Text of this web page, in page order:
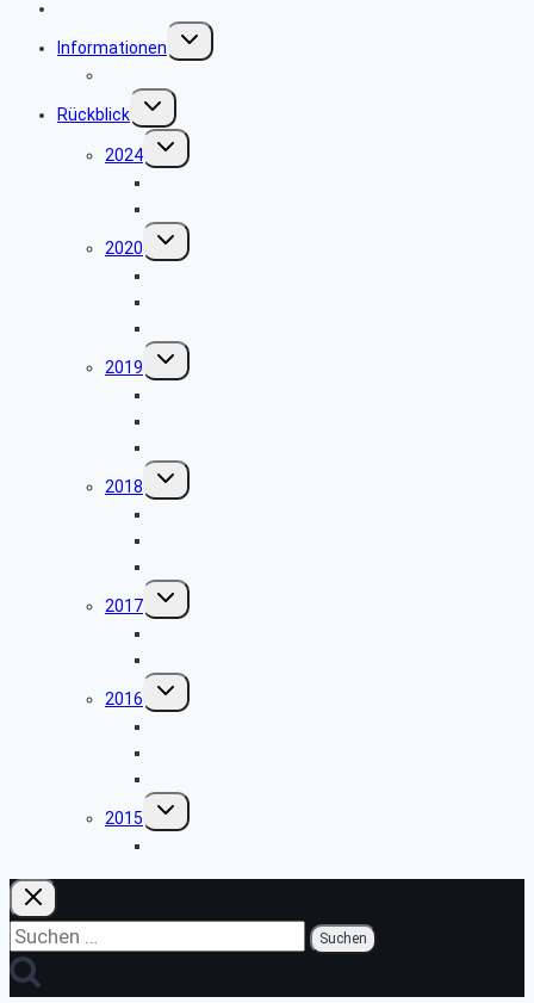
Informationen
Untermenü
umschalten
Rückblick
Untermenü
umschalten
2024
Untermenü
umschalten
2020
Untermenü
umschalten
2019
Untermenü
umschalten
2018
Untermenü
umschalten
2017
Untermenü
umschalten
2016
Untermenü
umschalten
2015
Untermenü
umschalten
Suchen
nach: